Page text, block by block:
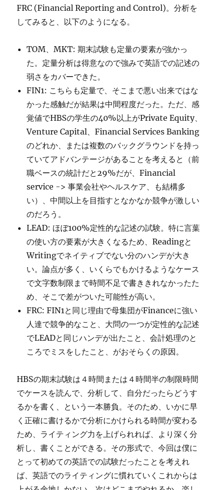
FRC (Financial Reporting and Control)。分析を
してみると、以下のようになる。
TOM、MKT: 期末試験も定量の要素が強かっ
た。定量分析は得意なので強みで英語での記述の
弱さをカバーできた。
FIN1: こちらも定量で、そこまで悪い出来ではな
かった感触だが結果は中間程度だった。ただ、感
覚値でHBSの学生の40%以上がPrivate Equity、
Venture Capital、Financial Services Banking
のどれか、または複数のバックグラウンドを持っ
ていてアドバンテージがあることを考えると（前
職ベースの統計だと29%だが、Financial
service -> 事業会社やヘルスケア、も結構多
い）、中間以上を目指すとなかなか競争が激しい
のだろう。
LEAD: ほぼ100%定性的な記述の試験。特に言葉
の使い方の要素が大きくなるため、Readingと
Writingでネイティブでない分のハンデが大き
い。論点が多く、いくらでもかけるようなケース
で文字数制限まで時間不足で書ききれなかったた
め、そこで差がついた可能性が高い。
FRC: FIN1と同じ理由で母集団がFinanceに強い
人達で競争的なこと、大問の一つが定性的な記述
でLEADと同じハンデが出たこと、会計処理のと
ころでミスをしたこと、がおそらくの原因。
HBSの期末試験は４時間または４時間半の制限時間
でケースを読んで、分析して、自分だったらどうす
るかを書く、という一本勝負。そのため、いかに早
く正確に書けるかで分析にかけられる時間が変わる
ため、ライティング力を上げられれば、より深く分
析し、書くことができる。その形式で、今回は僕に
とって初めての英語での試験だったことを考えれ
ば、英語でのライティングに慣れていくこれからは